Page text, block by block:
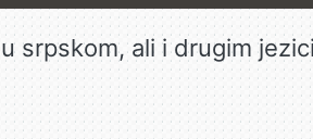
srpskom, ali i drugim